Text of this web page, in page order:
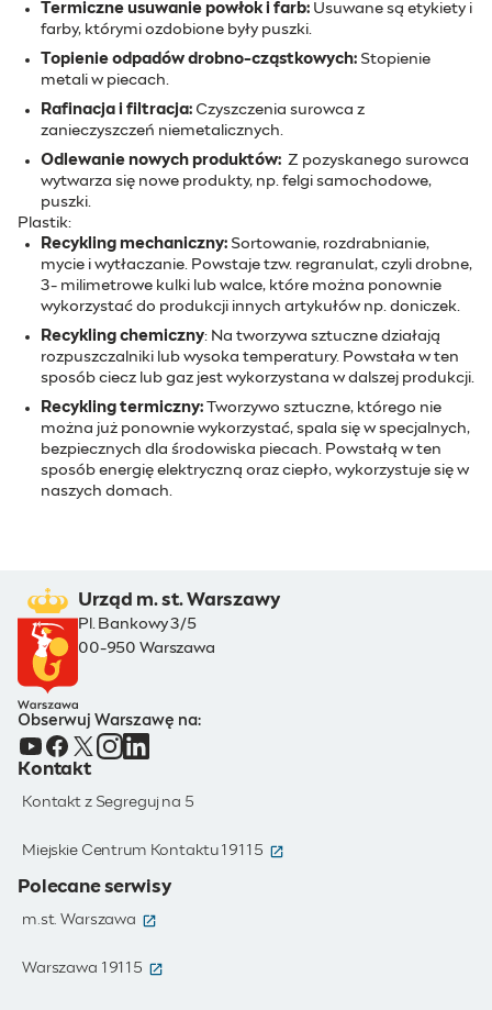
Termiczne usuwanie powłok i farb: Usuwane są etykiety i
farby, którymi ozdobione były puszki.
Topienie odpadów drobno-cząstkowych: Stopienie
metali w piecach.
Rafinacja i filtracja: Czyszczenia surowca z
zanieczyszczeń niemetalicznych.
Odlewanie nowych produktów: Z pozyskanego surowca
wytwarza się nowe produkty, np. felgi samochodowe,
puszki.
Plastik:
Recykling mechaniczny: Sortowanie, rozdrabnianie,
mycie i wytłaczanie. Powstaje tzw. regranulat, czyli drobne,
3- milimetrowe kulki lub walce, które można ponownie
wykorzystać do produkcji innych artykułów np. doniczek.
Recykling chemiczny: Na tworzywa sztuczne działają
rozpuszczalniki lub wysoka temperatury. Powstała w ten
sposób ciecz lub gaz jest wykorzystana w dalszej produkcji.
Recykling termiczny: Tworzywo sztuczne, którego nie
można już ponownie wykorzystać, spala się w specjalnych,
bezpiecznych dla środowiska piecach. Powstałą w ten
sposób energię elektryczną oraz ciepło, wykorzystuje się w
naszych domach.
Urząd m. st. Warszawy
Pl. Bankowy 3/5
00-950 Warszawa
Obserwuj Warszawę na:
Kontakt
Kontakt z Segreguj na 5
Miejskie Centrum Kontaktu 19115 (otwiera się w nowym oknie)
Polecane serwisy
m.st. Warszawa (otwiera się w nowym oknie)
Warszawa 19115 (otwiera się w nowym oknie)